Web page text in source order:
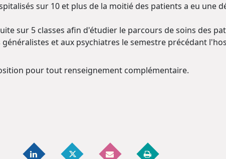
sur 10 et plus de la moitié des patients a eu une
sur 5 classes afin d'étudier le parcours de soins des
et aux psychiatres le semestre précédant
pour tout renseignement complémentaire.